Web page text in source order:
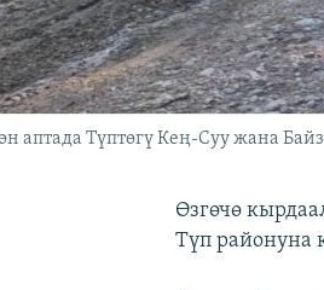
аптада Түптөгү Кең-Суу жана
Өзгөчө
Түп районуна